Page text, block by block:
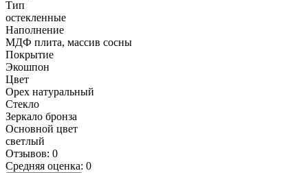
Тип
остекленные
Наполнение
МДФ плита, массив сосны
Покрытие
Экошпон
Цвет
Орех натуральный
Стекло
Зеркало бронза
Основной цвет
светлый
Отзывов: 0
Средняя оценка: 0